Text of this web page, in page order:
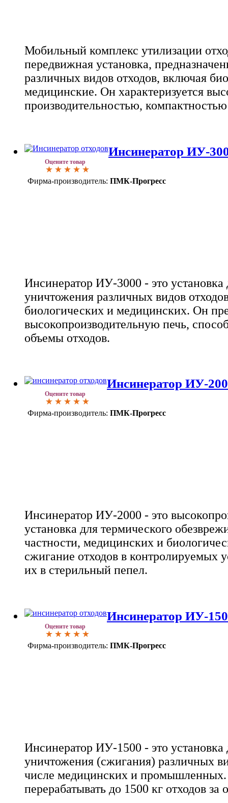
Мобильный комплекс утилизации
передвижная установка,
различных видов отходов, включая
медицинские. Он характеризуется
производительностью,
Оцените товар
Инсинератор ИУ-
Фирма-производитель: ПМК-Прогресс
Инсинератор ИУ-3000 - это установка
уничтожения различных видов
биологических и медицинских. Он
высокопроизводительную печь,
объемы отходов.
Оцените товар
Инсинератор ИУ-
Фирма-производитель: ПМК-Прогресс
Инсинератор ИУ-2000 - это
установка для термического
частности, медицинских и
сжигание отходов в контролируемых
их в стерильный пепел.
Оцените товар
Инсинератор ИУ-
Фирма-производитель: ПМК-Прогресс
Инсинератор ИУ-1500 - это установка
уничтожения (сжигания) различных
числе медицинских и
перерабатывать до 1500 кг отходов за